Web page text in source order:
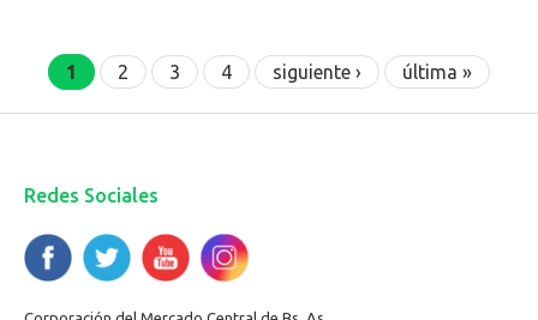
Páginas
1 2 3 4 siguiente › última »
Redes Sociales